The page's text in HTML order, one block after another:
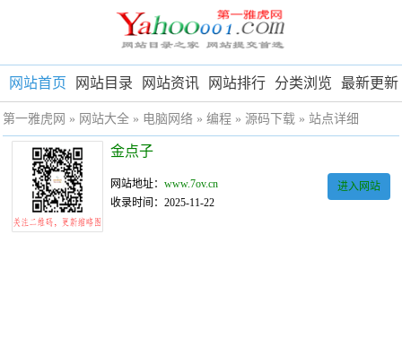
网站首页 网站目录 网站资讯 网站排行 分类浏览 最新更新
第一雅虎网 » 网站大全 » 电脑网络 » 编程 » 源码下载 » 站点详细
金点子
网站地址：www.7ov.cn
收录时间：2025-11-22
进入网站